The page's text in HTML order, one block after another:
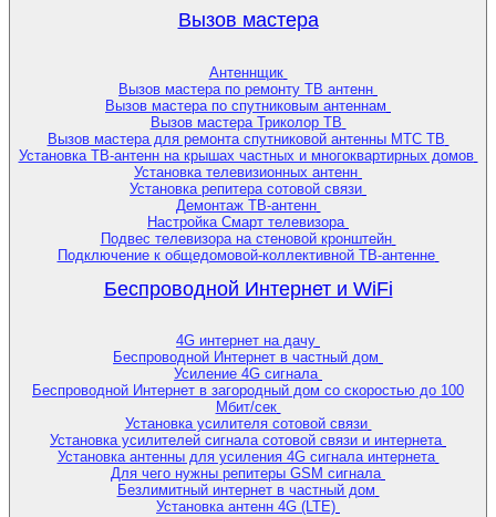
Вызов мастера
Антеннщик
Вызов мастера по ремонту ТВ антенн
Вызов мастера по спутниковым антеннам
Вызов мастера Триколор ТВ
Вызов мастера для ремонта спутниковой антенны МТС ТВ
Установка ТВ-антенн на крышах частных и многоквартирных домов
Установка телевизионных антенн
Установка репитера сотовой связи
Демонтаж ТВ-антенн
Настройка Смарт телевизора
Подвес телевизора на стеновой кронштейн
Подключение к общедомовой-коллективной ТВ-антенне
Беспроводной Интернет и WiFi
4G интернет на дачу
Беспроводной Интернет в частный дом
Усиление 4G сигнала
Беспроводной Интернет в загородный дом со скоростью до 100
Мбит/сек
Установка усилителя сотовой связи
Установка усилителей сигнала сотовой связи и интернета
Установка антенны для усиления 4G сигнала интернета
Для чего нужны репитеры GSM сигнала
Безлимитный интернет в частный дом
Установка антенн 4G (LTE)